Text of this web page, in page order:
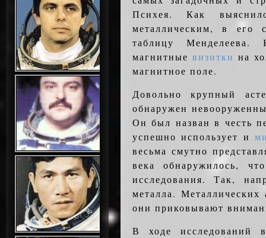
Психея. Как
металлическим, в его
таблицу Менделеева.
магнитные визитки на
магнитное поле.
Довольно крупный
обнаружен
Он был назван в честь
успешно использует и
весьма смутно
века обнаружилось,
исследования. Так,
металла.
они приковывают
В ходе исследований